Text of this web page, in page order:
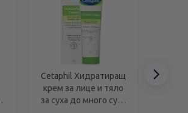
Cetaphil Хидратиращ
крем за лице и тяло
за суха до много суха